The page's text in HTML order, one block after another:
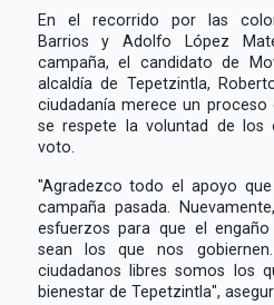
En el recorrido por las
Barrios y Adolfo López
campaña, el candidato de
alcaldía de Tepetzintla,
ciudadanía merece un proceso
se respete la voluntad de los
voto.
"Agradezco todo el apoyo
campaña pasada.
esfuerzos para que el
sean los que nos
ciudadanos libres somos los
bienestar de Tepetzintla",